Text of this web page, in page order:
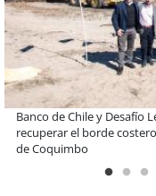
EBI Chile reúne a
infraestructura en